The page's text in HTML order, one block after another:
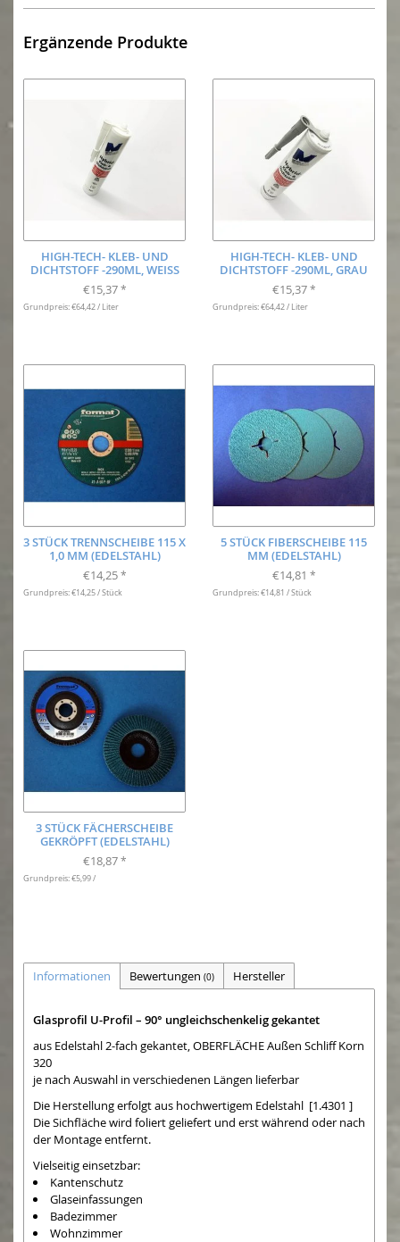
Ergänzende Produkte
HIGH-TECH- KLEB- UND
DICHTSTOFF -290ML, WEISS
€15,37 *
Grundpreis: €64,42 / Liter
HIGH-TECH- KLEB- UND
DICHTSTOFF -290ML, GRAU
€15,37 *
Grundpreis: €64,42 / Liter
3 STÜCK TRENNSCHEIBE 115 X
1,0 MM (EDELSTAHL)
€14,25 *
Grundpreis: €14,25 / Stück
5 STÜCK FIBERSCHEIBE 115
MM (EDELSTAHL)
€14,81 *
Grundpreis: €14,81 / Stück
3 STÜCK FÄCHERSCHEIBE
GEKRÖPFT (EDELSTAHL)
€18,87 *
Grundpreis: €5,99 /
Informationen Bewertungen (0) Hersteller
Glasprofil U-Profil – 90° ungleichschenkelig gekantet
aus Edelstahl 2-fach gekantet, OBERFLÄCHE Außen Schliff Korn
320
je nach Auswahl in verschiedenen Längen lieferbar
Die Herstellung erfolgt aus hochwertigem Edelstahl [1.4301 ]
Die Sichfläche wird foliert geliefert und erst während oder nach
der Montage entfernt.
Vielseitig einsetzbar:
Kantenschutz
Glaseinfassungen
Badezimmer
Wohnzimmer